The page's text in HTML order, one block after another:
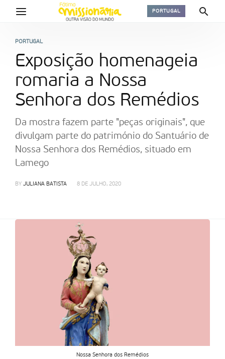
PORTUGAL
PORTUGAL
Exposição homenageia
romaria a Nossa
Senhora dos Remédios
Da mostra fazem parte "peças originais", que
divulgam parte do património do Santuário de
Nossa Senhora dos Remédios, situado em
Lamego
BY JULIANA BATISTA 8 DE JULHO, 2020
Nossa Senhora dos Remédios